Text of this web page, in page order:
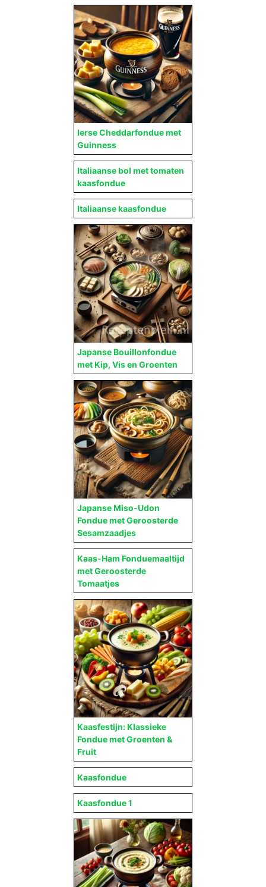
Ierse Cheddarfondue met
Guinness
Italiaanse bol met tomaten
kaasfondue
Italiaanse kaasfondue
Japanse Bouillonfondue
met Kip, Vis en Groenten
Japanse Miso-Udon
Fondue met Geroosterde
Sesamzaadjes
Kaas-Ham Fonduemaaltijd
met Geroosterde
Tomaatjes
Kaasfestijn: Klassieke
Fondue met Groenten &
Fruit
Kaasfondue
Kaasfondue 1